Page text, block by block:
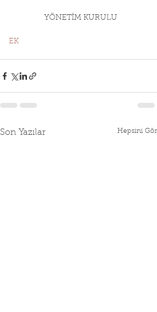
YÖNETİM KURULU
EK
Son Yazılar Hepsini Gör